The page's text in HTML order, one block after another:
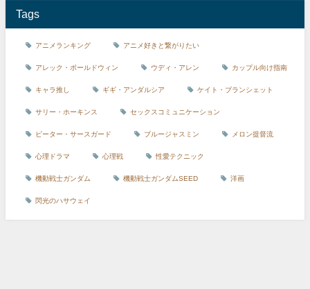
Tags
アニメランキング アニメ好きと繋がりたい
アレック・ボールドウィン ウディ・アレン カップル向け指南
キャラ推し ギギ・アンダルシア ケイト・ブランシェット
サリー・ホーキンス セックスコミュニケーション
ピーター・サースガード ブルージャスミン メロン提督流
心理ドラマ 心理戦 性愛テクニック
機動戦士ガンダム 機動戦士ガンダムSEED 洋画
閃光のハサウェイ